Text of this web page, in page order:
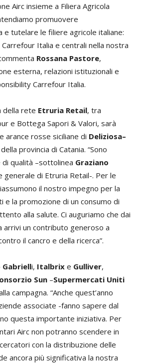
Airc insieme a Filiera Agricola
promuovere
e tutelare le filiere agricole italiane:
Italia e centrali nella nostra
Rossana Pastore,
esterna, relazioni istituzionali e
Carrefour Italia.
della rete Etruria Retail, tra
e Bottega Sapori & Valori, sarà
arance rosse siciliane di Deliziosa–
provincia di Catania. “Sono
qualità –sottolinea Graziano
generale di Etruria Retail-. Per le
il nostro impegno per la
la promozione di un consumo di
alla salute. Ci auguriamo che dai
arrivi un contributo generoso a
il cancro e della ricerca”.
Gabrielli, Italbrix e Gulliver,
o Sun –Supermercati Uniti
campagna. “Anche quest’anno
associate -fanno sapere dal
questa importante iniziativa. Per
Airc non potranno scendere in
con la distribuzione delle
ancora più significativa la nostra